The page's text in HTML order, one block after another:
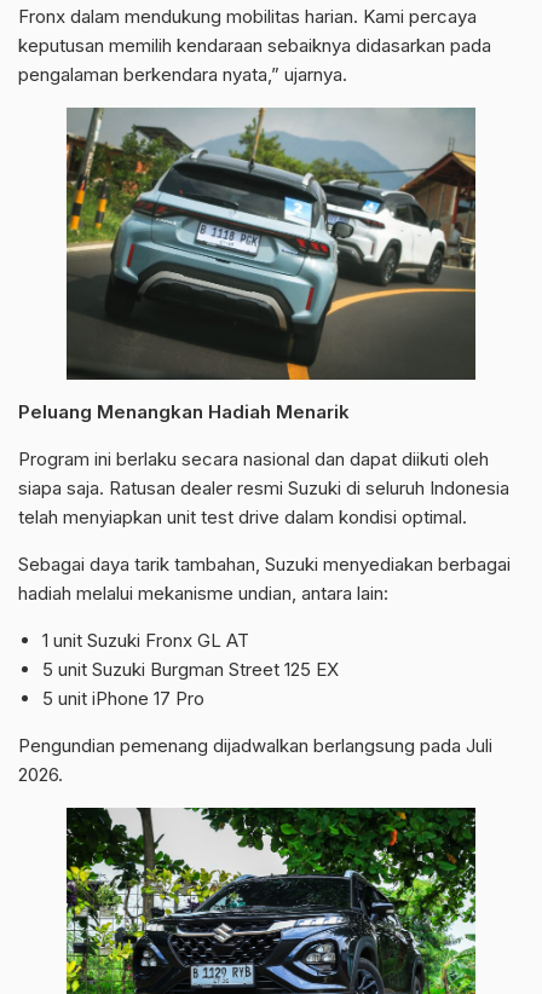
Fronx dalam mendukung mobilitas harian. Kami percaya
keputusan memilih kendaraan sebaiknya didasarkan pada
pengalaman berkendara nyata,” ujarnya.
Peluang Menangkan Hadiah Menarik
Program ini berlaku secara nasional dan dapat diikuti oleh
siapa saja. Ratusan dealer resmi Suzuki di seluruh Indonesia
telah menyiapkan unit test drive dalam kondisi optimal.
Sebagai daya tarik tambahan, Suzuki menyediakan berbagai
hadiah melalui mekanisme undian, antara lain:
1 unit Suzuki Fronx GL AT
5 unit Suzuki Burgman Street 125 EX
5 unit iPhone 17 Pro
Pengundian pemenang dijadwalkan berlangsung pada Juli
2026.